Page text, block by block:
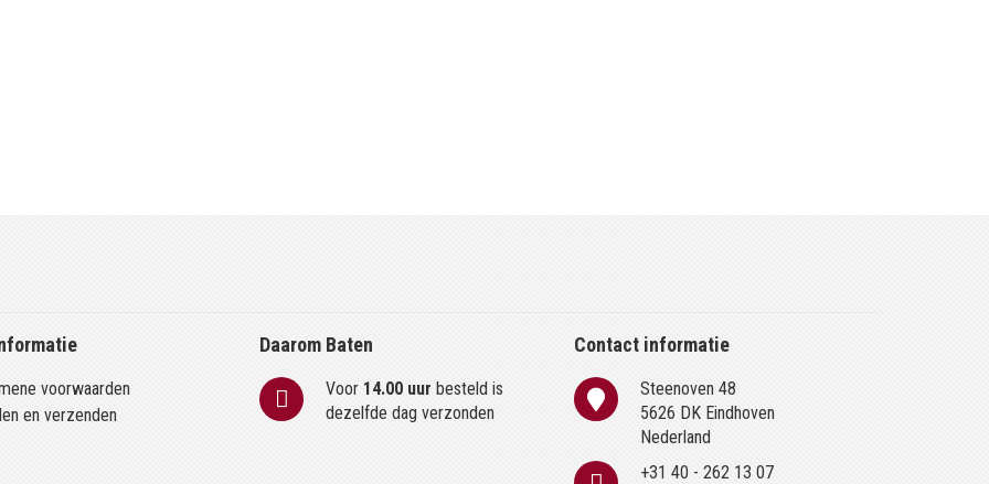
voorwaarden
en verzenden
Daarom Baten
Voor 14.00 uur besteld is
dezelfde dag verzonden
Contact informatie
Steenoven 48
5626 DK Eindhoven
Nederland
+31 40 - 262 13 07